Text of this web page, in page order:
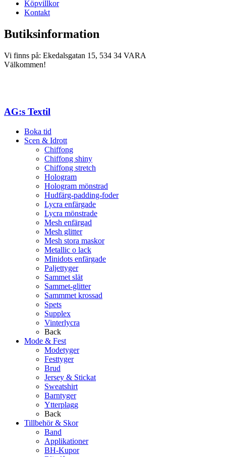
Köpvillkor
Kontakt
Butiksinformation
Vi finns på: Ekedalsgatan 15, 534 34 VARA
Välkommen!
AG:s Textil
Boka tid
Scen & Idrott
Chiffong
Chiffong shiny
Chiffong stretch
Hologram
Hologram mönstrad
Hudfärg-padding-foder
Lycra enfärgade
Lycra mönstrade
Mesh enfärgad
Mesh glitter
Mesh stora maskor
Metallic o lack
Minidots enfärgade
Paljettyger
Sammet slät
Sammet-glitter
Sammmet krossad
Spets
Supplex
Vinterlycra
Back
Mode & Fest
Modetyger
Festtyger
Brud
Jersey & Stickat
Sweatshirt
Barntyger
Ytterplagg
Back
Tillbehör & Skor
Band
Applikationer
BH-Kupor